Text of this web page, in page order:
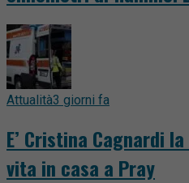
Attualità3 giorni fa
E’ Cristina Cagnardi
vita in casa a Pray